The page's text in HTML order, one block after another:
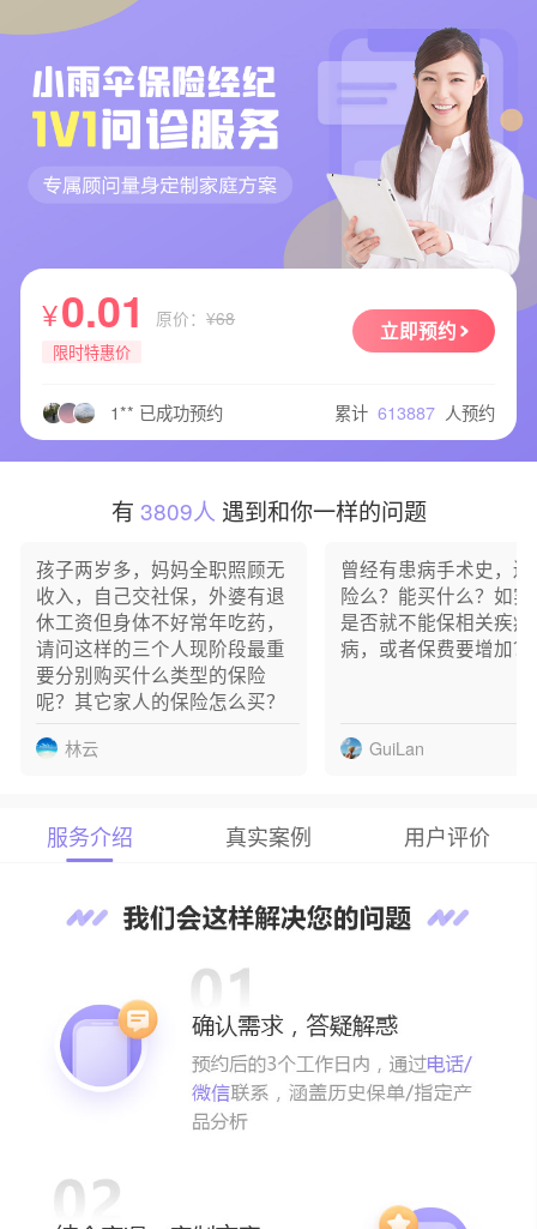
¥0.01 原价：¥68
限时特惠价
立即预约
毕** 已成功预约
江** 已成功预约
李** 已成功预约
肖** 已成功预约
闫** 已成功预约
张** 已成功预约
1** 已成功预约
小** 已成功预约
A** 已成功预约
?** 已成功预约
桃** 已成功预约
多** 已成功预约
L** 已成功预约
人** 已成功预约
高** 已成功预约
毕** 已成功预约
白** 已成功预约
累计 613887 人预约
有 3809人 遇到和你一样的问题
孩子两岁多，妈妈全职照顾无
收入，自己交社保，外婆有退
休工资但身体不好常年吃药，
请问这样的三个人现阶段最重
要分别购买什么类型的保险
呢？其它家人的保险怎么买？
林云
曾经有患病手术史，
险么？能买什么？如
是否就不能保相关疾
病，或者保费要增加？
GuiLan
服务介绍 真实案例 用户评价